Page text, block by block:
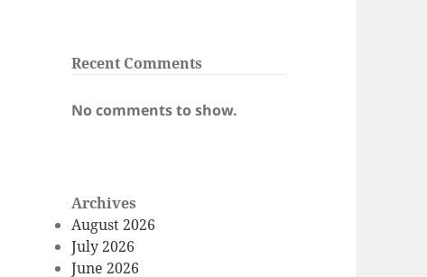
Recent Comments
No comments to show.
Archives
August 2026
July 2026
June 2026